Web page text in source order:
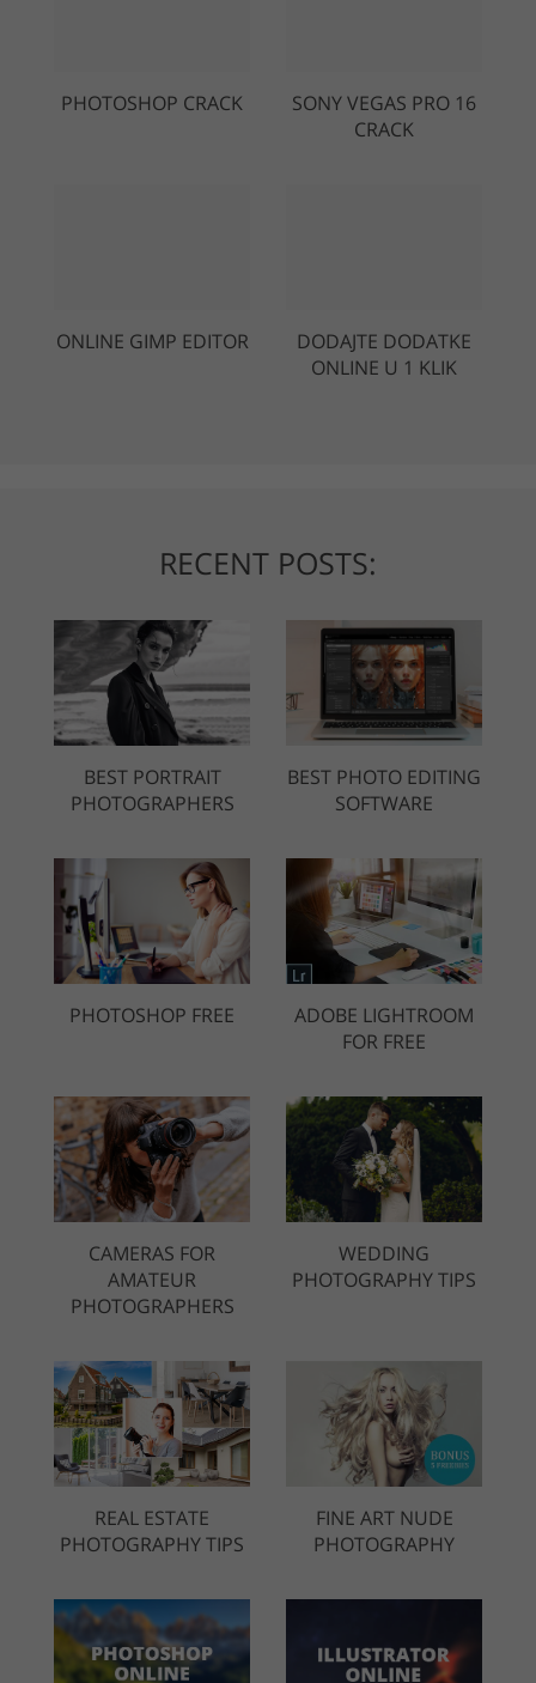
PHOTOSHOP CRACK
SONY VEGAS PRO 16
CRACK
ONLINE GIMP EDITOR
DODAJTE DODATKE
ONLINE U 1 KLIK
RECENT POSTS:
BEST PORTRAIT
PHOTOGRAPHERS
BEST PHOTO EDITING
SOFTWARE
PHOTOSHOP FREE
ADOBE LIGHTROOM
FOR FREE
CAMERAS FOR
AMATEUR
PHOTOGRAPHERS
WEDDING
PHOTOGRAPHY TIPS
REAL ESTATE
PHOTOGRAPHY TIPS
FINE ART NUDE
PHOTOGRAPHY